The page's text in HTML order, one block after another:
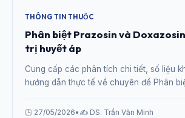
THÔNG TIN THUỐC
Phân biệt Prazosin và
trị huyết áp
Cung cấp các phân tích chi tiết, số liệu
hướng dẫn thực tế về chuyên đề Phân
🕒 27/05/2026• ✍️ DS. Trần Văn Minh